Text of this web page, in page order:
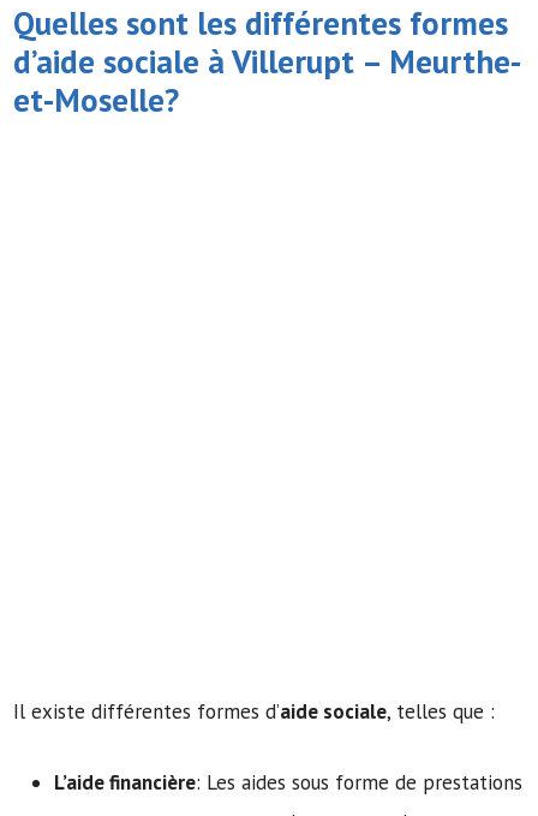
Quelles sont les différentes formes
d’aide sociale à Villerupt – Meurthe-
et-Moselle?
Il existe différentes formes d’aide sociale, telles que :
L’aide financière: Les aides sous forme de prestations